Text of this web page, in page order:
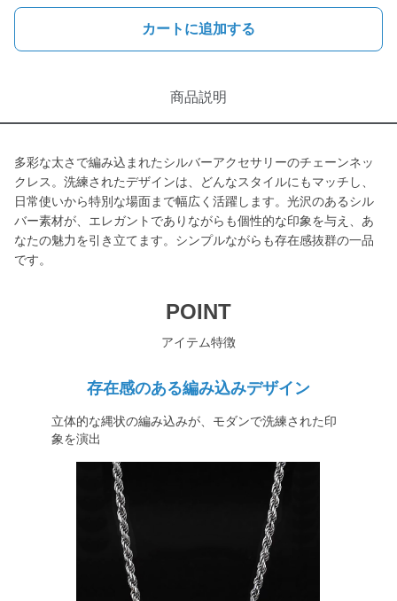
カートに追加する
商品説明
多彩な太さで編み込まれたシルバーアクセサリーのチェーンネッ
クレス。洗練されたデザインは、どんなスタイルにもマッチし、
日常使いから特別な場面まで幅広く活躍します。光沢のあるシル
バー素材が、エレガントでありながらも個性的な印象を与え、あ
なたの魅力を引き立てます。シンプルながらも存在感抜群の一品
です。
POINT
アイテム特徴
存在感のある編み込みデザイン
立体的な縄状の編み込みが、モダンで洗練された印
象を演出